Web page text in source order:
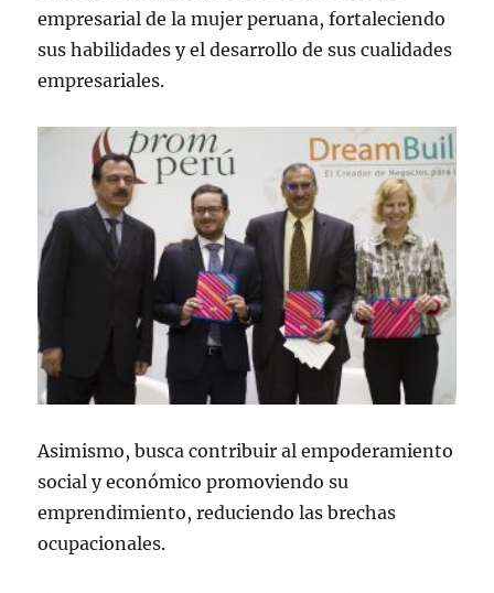
empresarial de la mujer peruana, fortaleciendo
sus habilidades y el desarrollo de sus cualidades
empresariales.
Asimismo, busca contribuir al empoderamiento
social y económico promoviendo su
emprendimiento, reduciendo las brechas
ocupacionales.